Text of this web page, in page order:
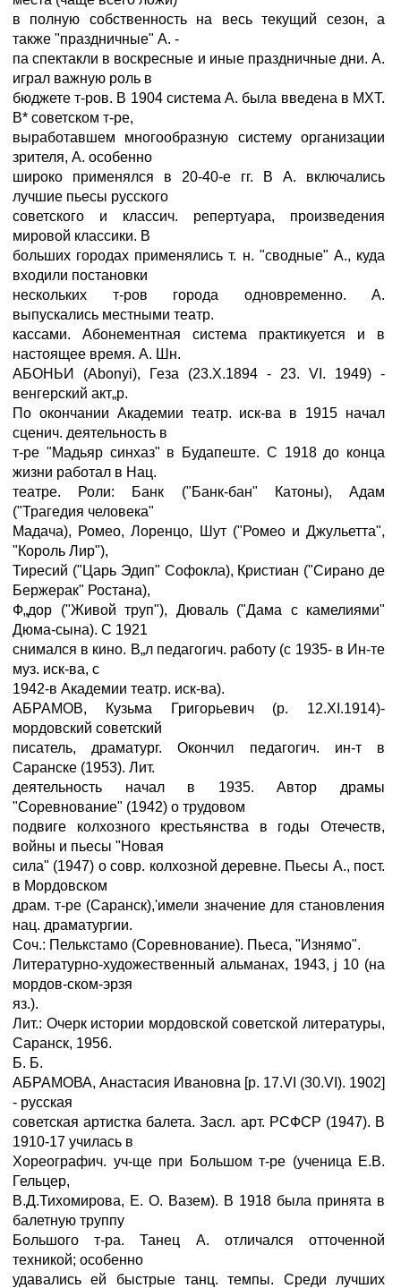
в полную собственность на весь текущий сезон, а
также "праздничные" А. -
па спектакли в воскресные и иные праздничные дни. А.
играл важную роль в
бюджете т-ров. В 1904 система А. была введена в МХТ.
В* советском т-ре,
выработавшем многообразную систему организации
зрителя, А. особенно
широко применялся в 20-40-е гг. В А. включались
лучшие пьесы русского
советского и классич. репертуара, произведения
мировой классики. В
больших городах применялись т. н. "сводные" А., куда
входили постановки
нескольких т-ров города одновременно. А.
выпускались местными театр.
кассами. Абонементная система практикуется и в
настоящее время. А. Шн.
АБОНЬИ (Abonyi), Геза (23.X.1894 - 23. VI. 1949) -
венгерский акт„р.
По окончании Академии театр. иск-ва в 1915 начал
сценич. деятельность в
т-ре "Мадьяр синхаз" в Будапеште. С 1918 до конца
жизни работал в Нац.
театре. Роли: Банк ("Банк-бан" Катоны), Адам
("Трагедия человека"
Мадача), Ромео, Лоренцо, Шут ("Ромео и Джульетта",
"Король Лир"),
Тиресий ("Царь Эдип" Софокла), Кристиан ("Сирано де
Бержерак" Ростана),
Ф„дор ("Живой труп"), Дюваль ("Дама с камелиями"
Дюма-сына). С 1921
снимался в кино. В„л педагогич. работу (с 1935- в Ин-те
муз. иск-ва, с
1942-в Академии театр. иск-ва).
АБРАМОВ, Кузьма Григорьевич (р. 12.XI.1914)-
мордовский советский
писатель, драматург. Окончил педагогич. ин-т в
Саранске (1953). Лит.
деятельность начал в 1935. Автор драмы
"Соревнование" (1942) о трудовом
подвиге колхозного крестьянства в годы Отечеств,
войны и пьесы "Новая
сила" (1947) о совр. колхозной деревне. Пьесы А., пост.
в Мордовском
драм. т-ре (Саранск),'имели значение для становления
нац. драматургии.
Соч.: Пелькстамо (Соревнование). Пьеса, "Изнямо".
Литературно-художественный альманах, 1943, ј 10 (на
мордов-ском-эрзя
яз.).
Лит.: Очерк истории мордовской советской литературы,
Саранск, 1956.
Б. Б.
АБРАМОВА, Анастасия Ивановна [р. 17.VI (30.VI). 1902]
- русская
советская артистка балета. Засл. арт. РСФСР (1947). В
1910-17 училась в
Хореографич. уч-ще при Большом т-ре (ученица Е.В.
Гельцер,
В.Д.Тихомирова, Е. О. Вазем). В 1918 была принята в
балетную труппу
Большого т-ра. Танец А. отличался отточенной
техникой; особенно
удавались ей быстрые танц. темпы. Среди лучших